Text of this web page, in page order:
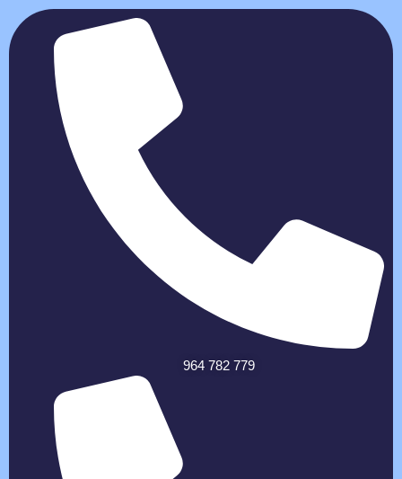
964 782 779